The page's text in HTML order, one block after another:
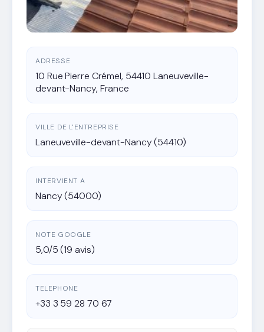
ADRESSE
10 Rue Pierre Crémel, 54410 Laneuveville-
devant-Nancy, France
VILLE DE L'ENTREPRISE
Laneuveville-devant-Nancy (54410)
INTERVIENT A
Nancy (54000)
NOTE GOOGLE
5,0/5 (19 avis)
TELEPHONE
+33 3 59 28 70 67